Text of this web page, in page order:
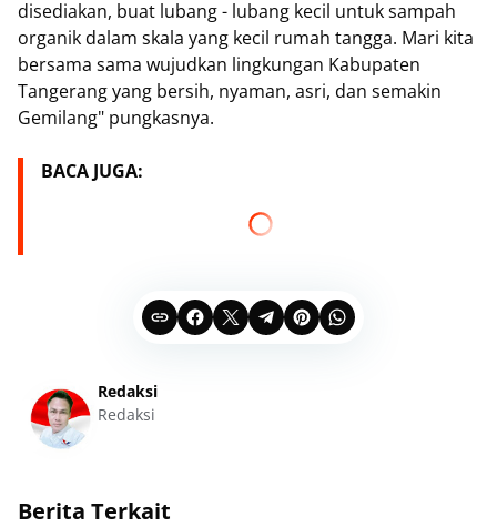
disediakan, buat lubang - lubang kecil untuk sampah
organik dalam skala yang kecil rumah tangga. Mari kita
bersama sama wujudkan lingkungan Kabupaten
Tangerang yang bersih, nyaman, asri, dan semakin
Gemilang" pungkasnya.
BACA JUGA:
Redaksi
Redaksi
Berita Terkait